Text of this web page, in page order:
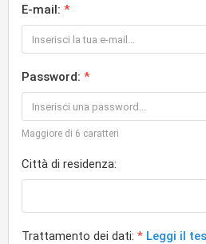
E-mail:
Password:
Maggiore di 6 caratteri
Città di residenza:
Trattamento dei dati:
Leggi il